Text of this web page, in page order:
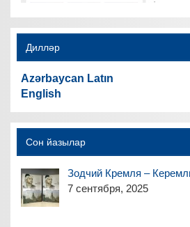
Дилләр
Azərbaycan Latın
English
Сон йазылар
Зодчий Кремля –
7 сентября, 2025